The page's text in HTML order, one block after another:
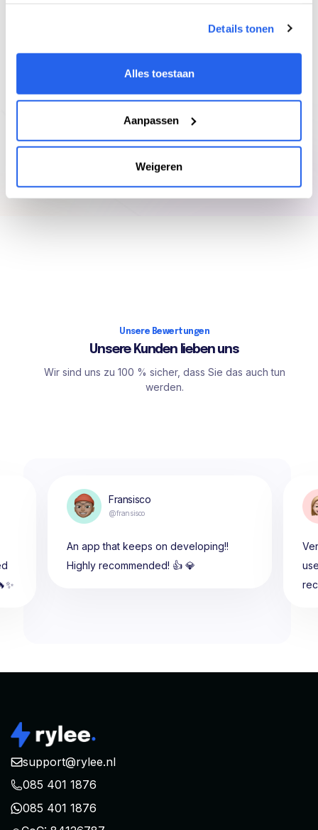
Details tonen
Alles toestaan
Aanpassen
Weigeren
jederzeit gekündigt werden.
Unsere Bewertungen
Unsere Kunden lieben uns
Wir sind uns zu 100 % sicher, dass Sie das auch tun
werden.
Fransisco
@fransisco
An app that keeps on developing!!
Highly recommended! 👍 💎
support@rylee.nl
085 401 1876
085 401 1876